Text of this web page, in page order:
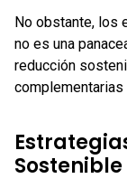
No obstante, los
no es una
reducción
complementarias
Sostenible